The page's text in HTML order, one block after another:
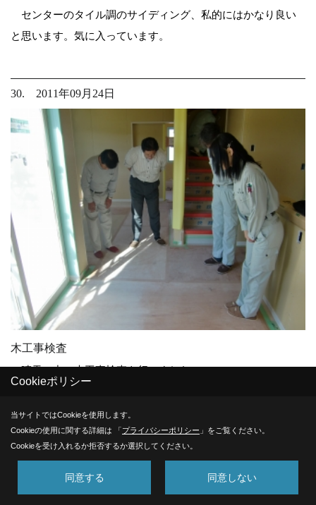
センターのタイル調のサイディング、私的にはかなり良い
と思います。気に入っています。
30. 2011年09月24日
木工事検査
晴天の中、木工事検査を行いました。
31. 2011年09月24日
Cookieポリシー
当サイトではCookieを使用します。
Cookieの使用に関する詳細は 「プライバシーポリシー 」をご覧ください。
Cookieを受け入れるか拒否するか選択してください。
同意する 同意しない